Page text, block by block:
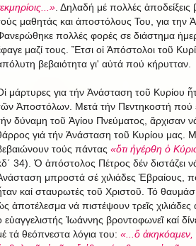
. Δηλαδή μέ πολλές ἀποδείξεις
μαθητάς και ἀποστόλους Του, για την
πολλές φορές σε διάστημα
μαζί τους. Ἔτσι οἱ Ἀπόστολοι τοῦ
βεβαιότητα γι' αὐτά πού κήρυτταν.
μάρτυρες για τήν Ἀνάσταση τοῦ Κυρίου
Ἀποστόλων. Μετά τήν Πεντηκοστή πού
δύναμη τοῦ Ἁγίου Πνεύματος, ἄρχισαν
γιά τήν Ἀνάσταση τοῦ Κυρίου μας.
τούς πάντας «ὅτι ἠγέρθη ὁ
34). Ὁ ἀπόστολος Πέτρος δέν διστάζει
μπροστά σέ χιλιάδες Ἑβραίους,
καί σταυρωτές τοῦ Χριστοῦ. Τό
ἀποτέλεσμα νά πιστέψουν τρεῖς χιλιάδες
εὐαγγελιστής Ἰωάννης βροντοφωνεῖ καί
τά θεόπνεστα λόγια του: «...ὅ ἀκηκόαμεν,